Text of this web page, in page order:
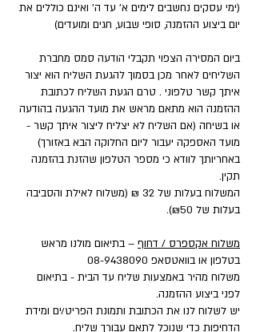
(ימי עסקים נחשבים לימים א' עד ה' ואינם כוללים את
יום ביצוע ההזמנה, סופי שבוע, חגים ומועדים)
ביום המסירה הצפוי תקבלי הודעה סמס מחברת
השליחים לאחר מכן בסמוך להגעת השליח הוא יצור
איתך קשר טלפוני . טרם הגעת השליח לכתובת
ההזמנה הוא מתאם מראש את מועד ההגעה בהודעה
או בשיחה (אם השליח לא יצליח ליצור איתך קשר -
מועד האספקה יעבור ליום החלוקה הבא באזורך)
באחריותך לוודא כי מספר הטלפון שהזנת בהזמנה
תקין.
המשלוח בעלות של 32 ₪ (משלוח לאילת והסביבה
בעלות של ₪50).
משלוח אקספרס / דחוף – בתיאום מולנו מראש
בטלפון או בוואטסאפ 08-9438090
משלוח מהיר באמצעות שליח עד הבית - בתיאום
לפני ביצוע ההזמנה.
יש לשלוח לנו את הכתובת ותמונת הפריט/ים ומידת
הדחיפות כדי שנוכל לתאם עבורך שליח.